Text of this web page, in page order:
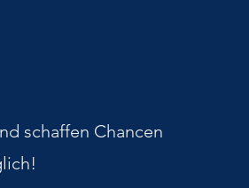
schaffen Chancen